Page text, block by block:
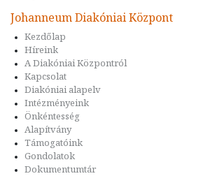
Johanneum Diakóniai Központ
Kezdőlap
Híreink
A Diakóniai Központról
Kapcsolat
Diakóniai alapelv
Intézményeink
Önkéntesség
Alapítvány
Támogatóink
Gondolatok
Dokumentumtár